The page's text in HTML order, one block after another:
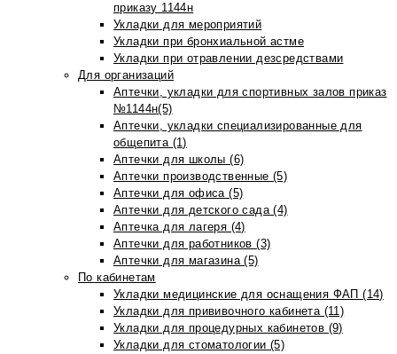
приказу 1144н
Укладки для мероприятий
Укладки при бронхиальной астме
Укладки при отравлении дезсредствами
Для организаций
Аптечки, укладки для спортивных залов приказ
№1144н(5)
Аптечки, укладки специализированные для
общепита (1)
Аптечки для школы (6)
Аптечки производственные (5)
Аптечки для офиса (5)
Аптечки для детского сада (4)
Аптечка для лагеря (4)
Аптечки для работников (3)
Аптечки для магазина (5)
По кабинетам
Укладки медицинские для оснащения ФАП (14)
Укладки для прививочного кабинета (11)
Укладки для процедурных кабинетов (9)
Укладки для стоматологии (5)